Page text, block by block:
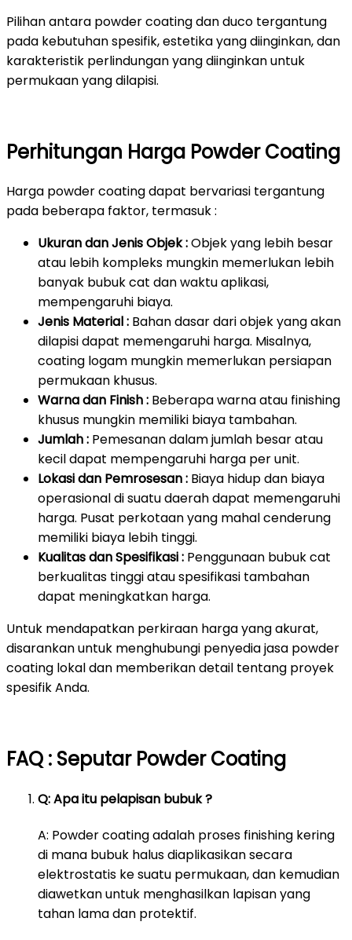
Pilihan antara powder coating dan duco tergantung
pada kebutuhan spesifik, estetika yang diinginkan, dan
karakteristik perlindungan yang diinginkan untuk
permukaan yang dilapisi.
Perhitungan Harga Powder Coating
Harga powder coating dapat bervariasi tergantung
pada beberapa faktor, termasuk :
Ukuran dan Jenis Objek :Objek yang lebih besar
atau lebih kompleks mungkin memerlukan lebih
banyak bubuk cat dan waktu aplikasi,
mempengaruhi biaya.
Jenis Material : Bahan dasar dari objek yang akan
dilapisi dapat memengaruhi harga. Misalnya,
coating logam mungkin memerlukan persiapan
permukaan khusus.
Warna dan Finish : Beberapa warna atau finishing
khusus mungkin memiliki biaya tambahan.
Jumlah : Pemesanan dalam jumlah besar atau
kecil dapat mempengaruhi harga per unit.
Lokasi dan Pemrosesan : Biaya hidup dan biaya
operasional di suatu daerah dapat memengaruhi
harga. Pusat perkotaan yang mahal cenderung
memiliki biaya lebih tinggi.
Kualitas dan Spesifikasi : Penggunaan bubuk cat
berkualitas tinggi atau spesifikasi tambahan
dapat meningkatkan harga.
Untuk mendapatkan perkiraan harga yang akurat,
disarankan untuk menghubungi penyedia jasa powder
coating lokal dan memberikan detail tentang proyek
spesifik Anda.
FAQ : Seputar Powder Coating
Q: Apa itu pelapisan bubuk ?
A: Powder coating adalah proses finishing kering
di mana bubuk halus diaplikasikan secara
elektrostatis ke suatu permukaan, dan kemudian
diawetkan untuk menghasilkan lapisan yang
tahan lama dan protektif.